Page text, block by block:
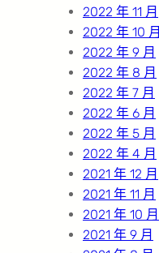
2022 年 11 月
2022 年 10 月
2022 年 9 月
2022 年 8 月
2022 年 7 月
2022 年 6 月
2022 年 5 月
2022 年 4 月
2021 年 12 月
2021 年 11 月
2021 年 10 月
2021 年 9 月